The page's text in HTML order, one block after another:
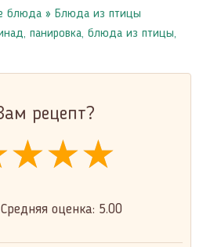
блюда » Блюда из птицы
, панировка, блюда из птицы,
рецепт?
Средняя оценка: 5.00